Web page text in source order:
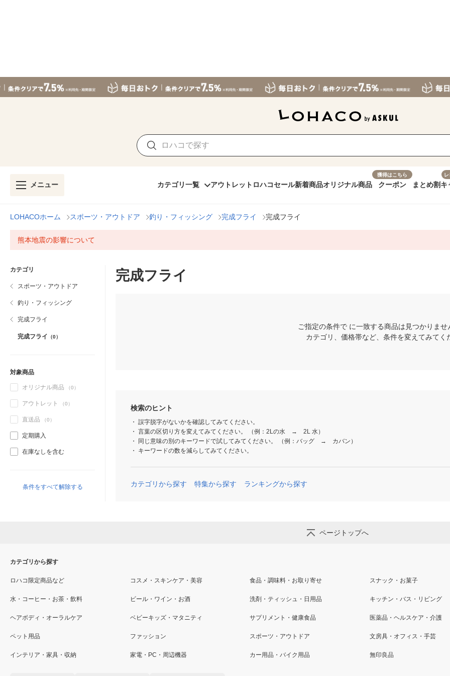
メニュー カテゴリ一覧 アウトレット ロハコセール新着商品オリジナル商品
獲得はこちら
クーポン まとめ割キ
LOHACOホーム スポーツ・アウトドア 釣り・フィッシング 完成フライ 完成フライ
熊本地震の影響について
カテゴリ
スポーツ・アウトドア
釣り・フィッシング
完成フライ
完成フライ （0）
対象商品
オリジナル商品 （0）
アウトレット （0）
直送品 （0）
定期購入
在庫なしを含む
条件をすべて解除する
完成フライ
ご指定の条件で に一致する商品は見つかりませ
カテゴリ、価格帯など、条件を変えてみてく
検索のヒント
誤字脱字がないかを確認してみてください。
言葉の区切り方を変えてみてください。 （例：2Lの水 → 2L 水）
同じ意味の別のキーワードで試してみてください。 （例：バッグ → カバン）
キーワードの数を減らしてみてください。
カテゴリから探す 特集から探す ランキングから探す
ページトップへ
カテゴリから探す
ロハコ限定商品など コスメ・スキンケア・美容 食品・調味料・お取り寄せ スナック・お菓子
水・コーヒー・お茶・飲料 ビール・ワイン・お酒 洗剤・ティッシュ・日用品 キッチン・バス・リビング
ヘアボディ・オーラルケア ベビーキッズ・マタニティ サプリメント・健康食品 医薬品・ヘルスケア・介護
ペット用品 ファッション スポーツ・アウトドア 文房具・オフィス・手芸
インテリア・家具・収納 家電・PC・周辺機器 カー用品・バイク用品 無印良品